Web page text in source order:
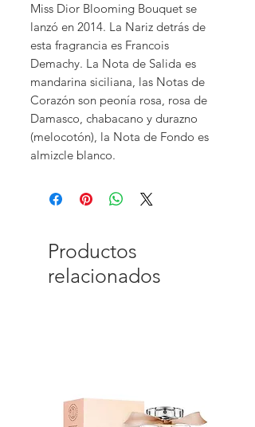
Miss Dior Blooming Bouquet se
lanzó en 2014. La Nariz detrás de
esta fragrancia es Francois
Demachy. La Nota de Salida es
mandarina siciliana, las Notas de
Corazón son peonía rosa, rosa de
Damasco, chabacano y durazno
(melocotón), la Nota de Fondo es
almizcle blanco.
Productos
relacionados